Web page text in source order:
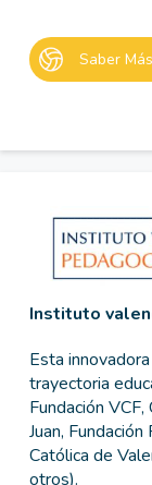
Saber Más
Instituto
Esta
trayectoria
Fundación VCF,
Juan,
Católica de
otros).